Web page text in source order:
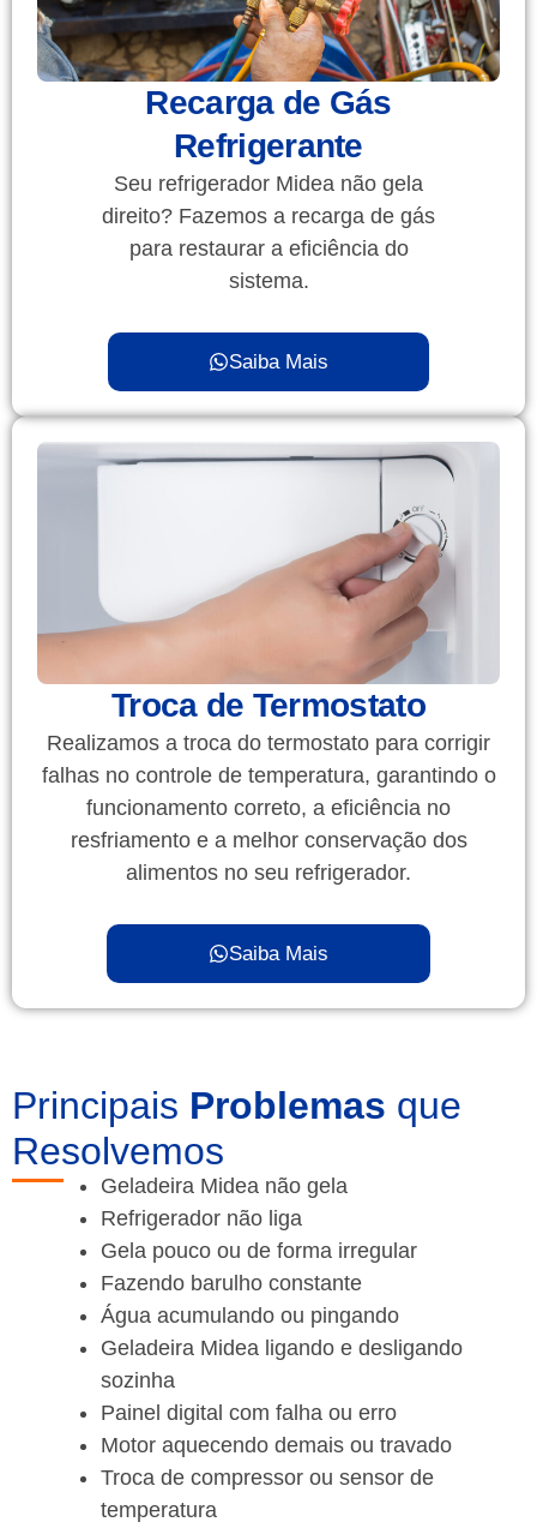
Recarga de Gás
Refrigerante
Seu refrigerador Midea não gela
direito? Fazemos a recarga de gás
para restaurar a eficiência do
sistema.
Saiba Mais
Troca de Termostato
Realizamos a troca do termostato para corrigir
falhas no controle de temperatura, garantindo o
funcionamento correto, a eficiência no
resfriamento e a melhor conservação dos
alimentos no seu refrigerador.
Saiba Mais
Principais Problemas que
Resolvemos
Geladeira Midea não gela
Refrigerador não liga
Gela pouco ou de forma irregular
Fazendo barulho constante
Água acumulando ou pingando
Geladeira Midea ligando e desligando
sozinha
Painel digital com falha ou erro
Motor aquecendo demais ou travado
Troca de compressor ou sensor de
temperatura